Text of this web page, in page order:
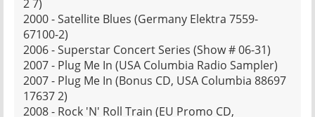
2 7)
2000 - Satellite Blues (Germany Elektra 7559-
67100-2)
2006 - Superstar Concert Series (Show # 06-31)
2007 - Plug Me In (USA Columbia Radio Sampler)
2007 - Plug Me In (Bonus CD, USA Columbia 88697
17637 2)
2008 - Rock 'N' Roll Train (EU Promo CD,